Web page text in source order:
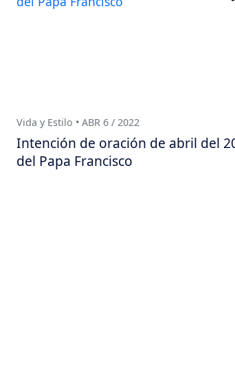
Vida y Estilo • ABR 6 / 2022
Intención de oración de abril del
del Papa Francisco